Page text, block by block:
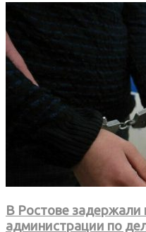
В Ростове задержали
администрации по